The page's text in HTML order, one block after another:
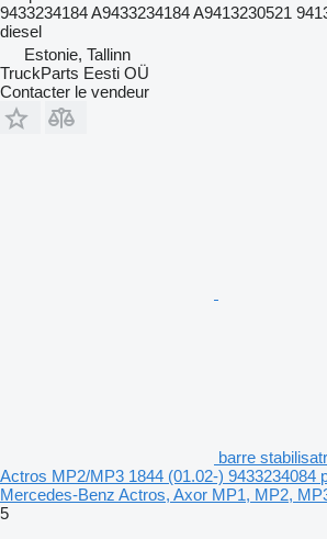
9433234184 A9433234184 A9413230521
diesel
Estonie, Tallinn
TruckParts Eesti OÜ
Contacter le vendeur
barre
Actros MP2/MP3 1844 (01.02-) 9433234084
Mercedes-Benz Actros, Axor MP1, MP2,
5